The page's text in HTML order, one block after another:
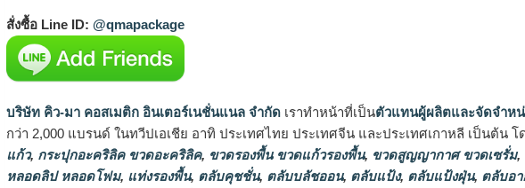
สั่งซื้อ Line ID: @qmapackage
บริษัท คิว-มา คอสเมติก อินเตอร์เนชั่นแนล จำกัด เราทำหน้าที่เป็นตัวแทนผู้ผลิตและจัดจำห
กว่า 2,000 แบรนด์ ในทวีปเอเชีย อาทิ ประเทศไทย ประเทศจีน และประเทศเกาหลี เป็นต้น
แก้ว, กระปุกอะคริลิค ขวดอะคริลิค, ขวดรองพื้น ขวดแก้วรองพื้น, ขวดสูญญากาศ ขวดเซรั่ม,
หลอดลิป หลอดโฟม, แท่งรองพื้น, ตลับคุชชั่น, ตลับบลัชออน, ตลับแป้ง, ตลับแป้งฝุ่น, ตลับอ